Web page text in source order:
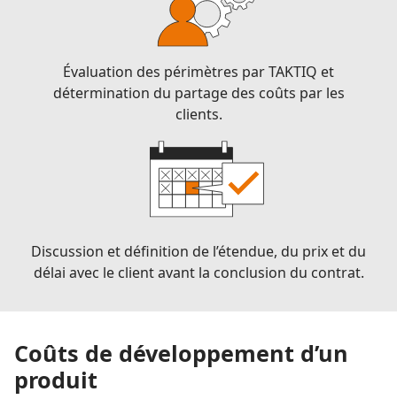
Évaluation des périmètres par TAKTIQ et
détermination du partage des coûts par les
clients.
Discussion et définition de l’étendue, du prix et du
délai avec le client avant la conclusion du contrat.
Coûts de développement d’un
produit